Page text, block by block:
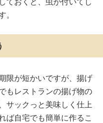
ておくと、虫が付いてし
。
限が短かいですが、揚げ
もレストランの揚げ物の
サックっと美味しく仕上
ば自宅でも簡単に作るこ